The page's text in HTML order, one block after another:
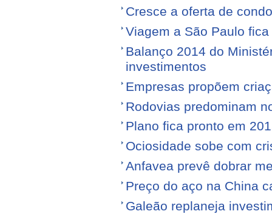
Cresce a oferta de
Viagem a São Paulo
Balanço 2014 do
investimentos
Empresas propõem
Rodovias predominam
Plano fica pronto em
Ociosidade sobe com
Anfavea prevê dobrar
Preço do aço na China
Galeão replaneja